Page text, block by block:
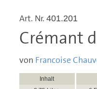
Art. Nr. 401.201
Crémant
von Francoise
Inhalt